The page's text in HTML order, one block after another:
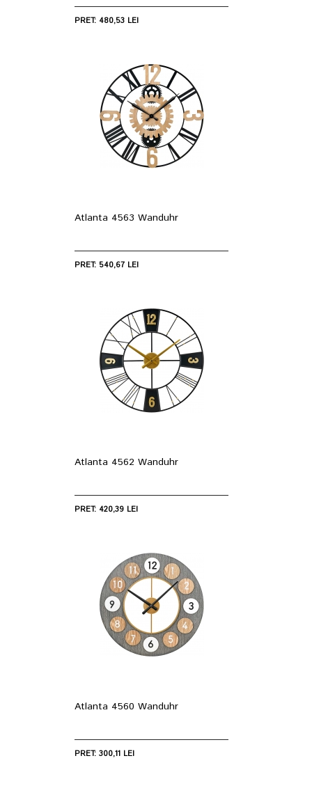
PRET: 480,53 LEI
Atlanta 4563 Wanduhr
PRET: 540,67 LEI
Atlanta 4562 Wanduhr
PRET: 420,39 LEI
Atlanta 4560 Wanduhr
PRET: 300,11 LEI